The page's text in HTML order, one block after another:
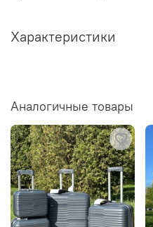
Характеристики
Аналогичные товары